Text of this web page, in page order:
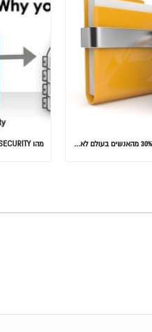
המידע הוא הנתון הכי חשוב: 30% מהאנשים בעולם לא גיבו אף פעם